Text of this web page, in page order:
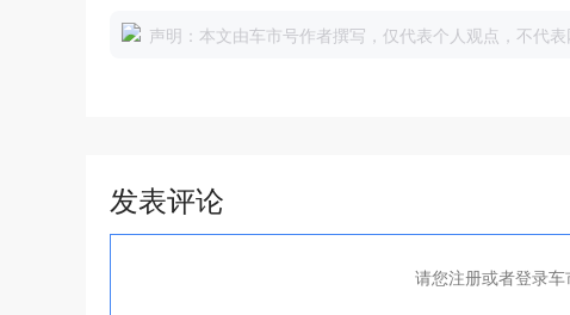
声明：本文由车市号作者撰写，仅代表个人观点，不代
发表评论
请您注册或者登录